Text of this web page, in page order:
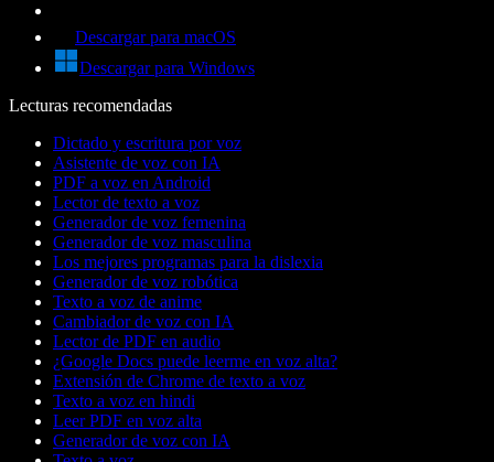
Descargar para macOS
Descargar para Windows
Lecturas recomendadas
Dictado y escritura por voz
Asistente de voz con IA
PDF a voz en Android
Lector de texto a voz
Generador de voz femenina
Generador de voz masculina
Los mejores programas para la dislexia
Generador de voz robótica
Texto a voz de anime
Cambiador de voz con IA
Lector de PDF en audio
¿Google Docs puede leerme en voz alta?
Extensión de Chrome de texto a voz
Texto a voz en hindi
Leer PDF en voz alta
Generador de voz con IA